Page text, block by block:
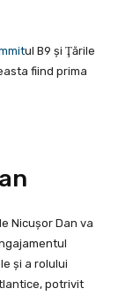
ul B9 şi Ţările
fiind prima
Nicuşor Dan va
şi a rolului
potrivit